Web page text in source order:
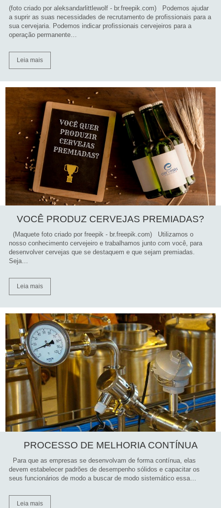
(foto criado por aleksandarlittlewolf - br.freepik.com) Podemos ajudar
a suprir as suas necessidades de recrutamento de profissionais para a
sua cervejaria. Podemos indicar profissionais cervejeiros para a
operação permanente…
Leia mais
VOCÊ PRODUZ CERVEJAS PREMIADAS?
(Maquete foto criado por freepik - br.freepik.com) Utilizamos o
nosso conhecimento cervejeiro e trabalhamos junto com você, para
desenvolver cervejas que se destaquem e que sejam premiadas.
Seja…
Leia mais
PROCESSO DE MELHORIA CONTÍNUA
Para que as empresas se desenvolvam de forma contínua, elas
devem estabelecer padrões de desempenho sólidos e capacitar os
seus funcionários de modo a buscar de modo sistemático essa…
Leia mais